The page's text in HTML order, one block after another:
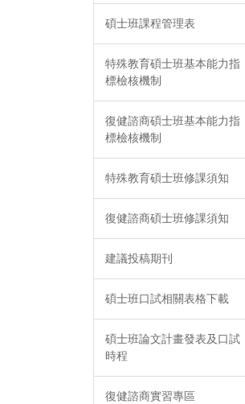
碩士班課程管理表
特殊教育碩士班基本能力指
標檢核機制
復健諮商碩士班基本能力指
標檢核機制
特殊教育碩士班修課須知
復健諮商碩士班修課須知
建議投稿期刊
碩士班口試相關表格下載
碩士班論文計畫發表及口試
時程
復健諮商實習專區